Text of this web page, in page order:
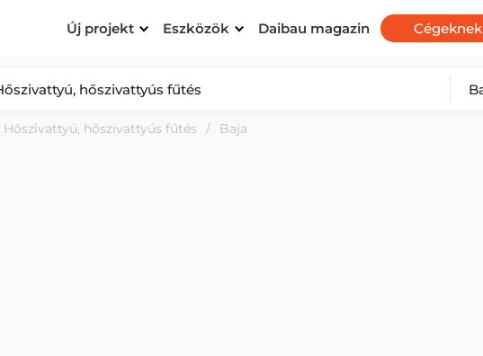
Új projekt Eszközök Daibau magazin Cégeknek
Hőszivattyú, hőszivattyús fűtés Baja